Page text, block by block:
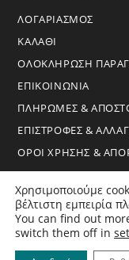
ΛΟΓΑΡΙΑΣΜΟΣ
ΚΑΛΑΘΙ
ΟΛΟΚΛΗΡΩΣΗ
ΕΠΙΚΟΙΝΩΝΙΑ
ΠΛΗΡΩΜΕΣ &
ΕΠΙΣΤΡΟΦΕΣ &
ΟΡΟΙ ΧΡΗΣΗΣ &
Copyright
Χρησιμοποιούμε
βέλτιστη εμπειρία
You can find out
switch them off in